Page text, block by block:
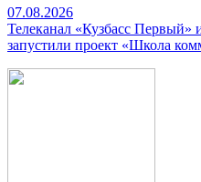
07.08.2026
Телеканал «Кузбасс Первый»
запустили проект «Школа